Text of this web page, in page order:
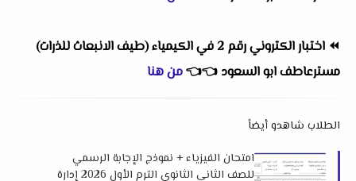
⏪
اختبار الكتروني رقم 2 في الكيمياء (طيف الانبعاث للذرات)
مسترعاطف ابو السعود 👈
👈من هنا
الطلاب شاهدو أيضاً
امتحان الفيزياء + نموذج الإجابة الرسمي
للصف الثاني الثانوي الترم الأول 2026 إدارة